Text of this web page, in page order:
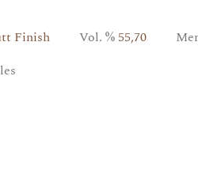
Finish Vol. % 55,70